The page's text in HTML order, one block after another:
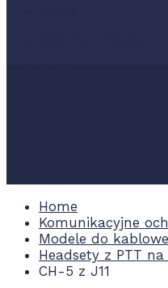
Home
Komunikacyjne
Modele do
Headsety z PTT
CH-5 z J11